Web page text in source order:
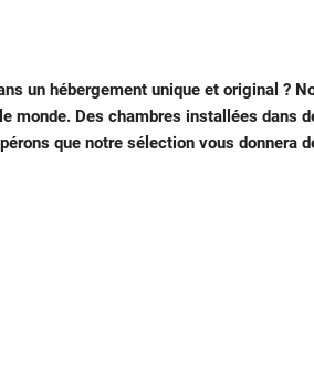
un hébergement unique et original ?
monde. Des chambres installées dans
que notre sélection vous donnera